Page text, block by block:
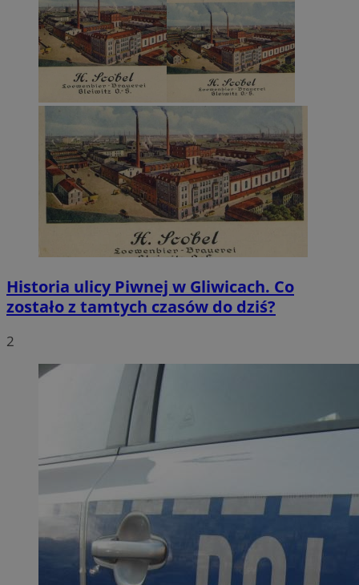
Historia ulicy Piwnej w Gliwicach. Co
zostało z tamtych czasów do dziś?
2